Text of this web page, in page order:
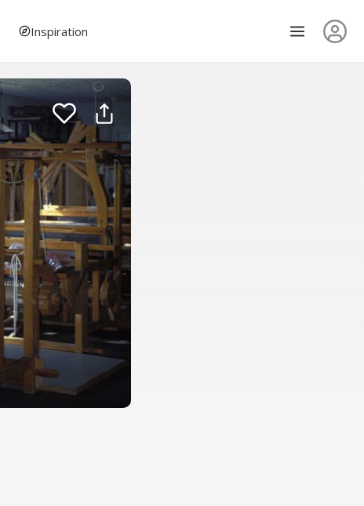
Inspiration